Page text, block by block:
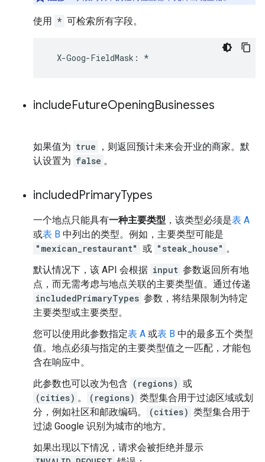
使用 * 可检索所有字段。
X-Goog-FieldMask : *
includeFutureOpeningBusinesses
如果值为 true
，则返回预计未来会开业的商家。默
认设置为 false 。
includedPrimaryTypes
一个地点只能具有一种主要类型 ，该类型必须是表 A
或表 B 中列出的类型。例如，主要类型可能是
"mexican_restaurant" 或 "steak_house" 。
默认情况下，该 API 会根据 input 参数返回所有地
点，而无需考虑与地点关联的主要类型值。通过传递
includedPrimaryTypes 参数，将结果限制为特定
主要类型或主要类型。
您可以使用此参数指定表 A 或表 B 中的最多五个类型
值。地点必须与指定的主要类型值之一匹配，才能包
含在响应中。
此参数也可以改为包含 (regions) 或
(cities) 。 (regions) 类型集合用于过滤区域或划
分，例如社区和邮政编码。
(cities) 类型集合用于
过滤 Google 识别为城市的地方。
如果出现以下情况，请求会被拒绝并显示